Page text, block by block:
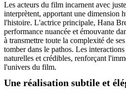
Les acteurs du film incarnent avec
interprètent, apportant une dimension
l'histoire. L'actrice principale, Hana
performance nuancée et émouvante
à transmettre toute la complexité de
tomber dans le pathos. Les
naturelles et crédibles, renforçant
l'univers du film.
Une réalisation subtile et